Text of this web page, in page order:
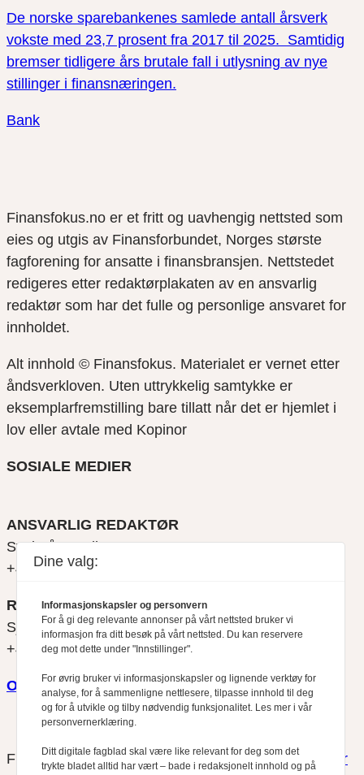
De norske sparebankenes samlede antall årsverk
vokste med 23,7 prosent fra 2017 til 2025. Samtidig
bremser tidligere års brutale fall i utlysning av nye
stillinger i finansnæringen.
Bank
Finansfokus.no er et fritt og uavhengig nettsted som
eies og utgis av Finansforbundet, Norges største
fagforening for ansatte i finansbransjen. Nettstedet
redigeres etter redaktørplakaten av en ansvarlig
redaktør som har det fulle og personlige ansvaret for
innholdet.
Alt innhold © Finansfokus. Materialet er vernet etter
åndsverkloven. Uten uttrykkelig samtykke er
eksemplarfremstilling bare tillatt når det er hjemlet i
lov eller avtale med Kopinor
SOSIALE MEDIER
ANSVARLIG REDAKTØR
Svein Åge Eriksen
+47 900 79 547
REDAKTØR
Sjur Anda
+47 470 34 460
Om oss
Finansfokus arbeider etterRedaktørplakatenog
Vær
Dine valg:
Informasjonskapsler og personvern
For å gi deg relevante annonser på vårt nettsted bruker vi
informasjon fra ditt besøk på vårt nettsted. Du kan reservere
deg mot dette under "Innstillinger".
For øvrig bruker vi informasjonskapsler og lignende verktøy for
analyse, for å sammenligne nettlesere, tilpasse innhold til deg
og for å utvikle og tilby nødvendig funksjonalitet. Les mer i vår
personvernerklæring.
Ditt digitale fagblad skal være like relevant for deg som det
trykte bladet alltid har vært – bade i redaksjonelt innhold og på